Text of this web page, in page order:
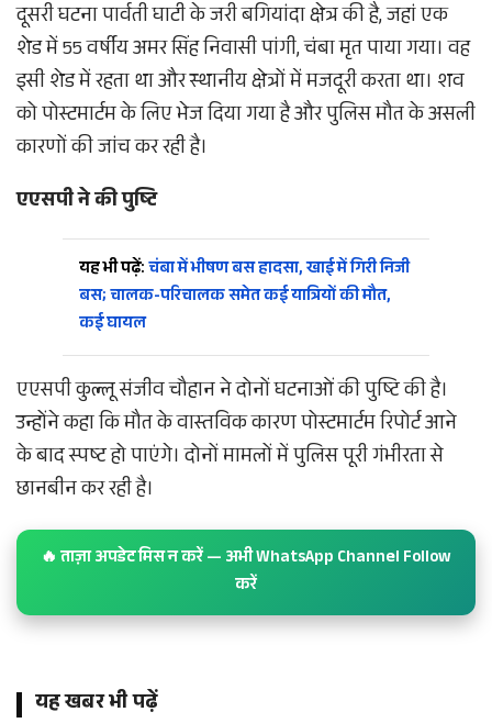
दूसरी घटना पार्वती घाटी के जरी बगियांदा क्षेत्र की है, जहां एक
शेड में 55 वर्षीय अमर सिंह निवासी पांगी, चंबा मृत पाया गया। वह
इसी शेड में रहता था और स्थानीय क्षेत्रों में मजदूरी करता था। शव
को पोस्टमार्टम के लिए भेज दिया गया है और पुलिस मौत के असली
कारणों की जांच कर रही है।
एएसपी ने की पुष्टि
यह भी पढ़ें:चंबा में भीषण बस हादसा, खाई में गिरी निजी
बस; चालक-परिचालक समेत कई यात्रियों की मौत,
कई घायल
एएसपी कुल्लू संजीव चौहान ने दोनों घटनाओं की पुष्टि की है।
उन्होंने कहा कि मौत के वास्तविक कारण पोस्टमार्टम रिपोर्ट आने
के बाद स्पष्ट हो पाएंगे। दोनों मामलों में पुलिस पूरी गंभीरता से
छानबीन कर रही है।
🔥 ताज़ा अपडेट मिस न करें — अभी WhatsApp Channel Follow
करें
यह खबर भी पढ़ें